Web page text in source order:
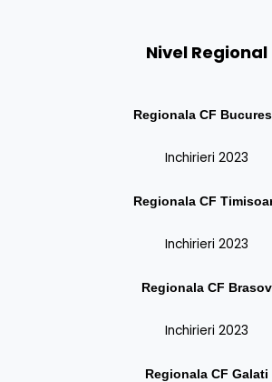
Nivel Regional
Regionala CF
Inchirieri 2023
Regionala CF
Inchirieri 2023
Regionala CF Brasov
Inchirieri 2023
Regionala CF Galati